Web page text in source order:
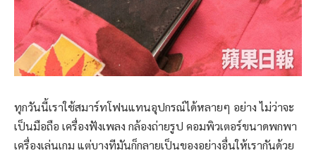
ทุกวันนี้เราใช้สมาร์ทโฟนแทนอุปกรณ์ได้หลายๆ อย่าง ไม่ว่าจะ
เป็นมือถือ เครื่องฟังเพลง กล้องถ่ายรูป คอมพิวเตอร์ขนาดพกพา
เครื่องเล่นเกม แต่บางทีมันก็กลายเป็นของอย่างอื่นให้เรากันด้วย